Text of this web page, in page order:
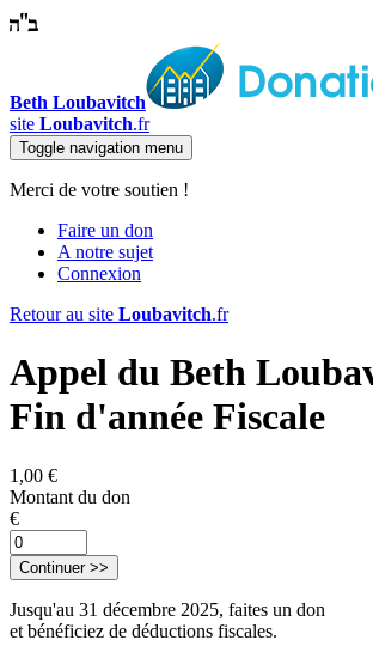
Beth Loubavitch
site Loubavitch.fr
Toggle navigation menu
Merci de votre soutien !
Faire un don
A notre sujet
Connexion
Retour au site Loubavitch.fr
Appel du Beth
Fin d'année Fiscale
1,00 €
Montant du don
€
Continuer >>
Jusqu'au 31 décembre 2025, faites un don
et bénéficiez de déductions fiscales.